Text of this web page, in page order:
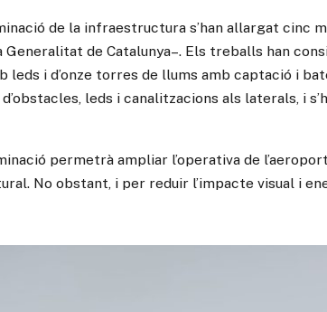
de la infraestructura s’han allargat cinc
Generalitat de Catalunya–. Els treballs han
leds i d’onze torres de llums amb captació i
leds i canalitzacions als laterals, i
permetrà ampliar l’operativa de
No obstant, i per reduir l’impacte visual i